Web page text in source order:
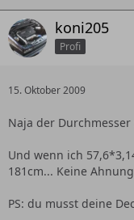
koni205
Profi
15. Oktober 2009
Naja der
Und wenn ich
181cm... Keine
PS: du musst deine